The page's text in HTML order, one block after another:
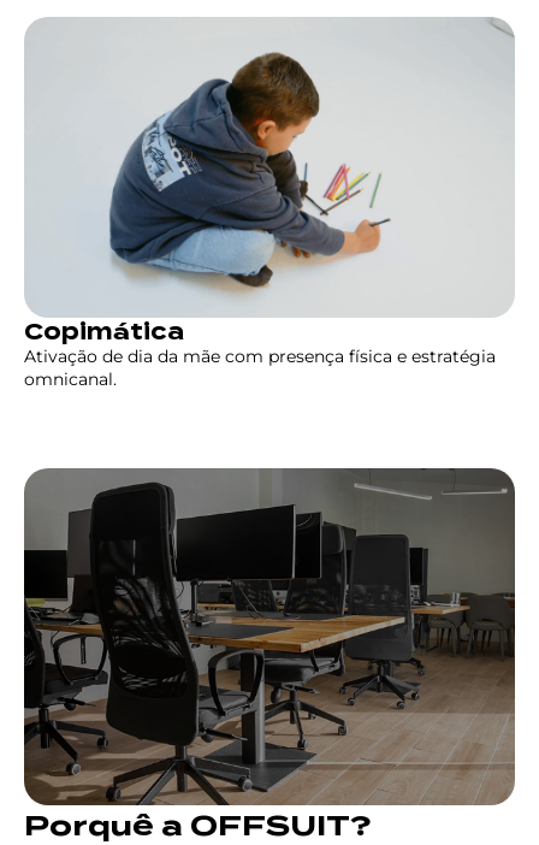
Copimática
Ativação de dia da mãe com presença física e estratégia
omnicanal.
Porquê a OFFSUIT?